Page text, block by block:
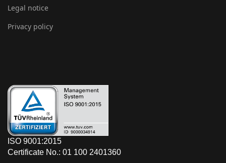
Legal notice
Privacy policy
ISO 9001:2015
Certificate No.: 01 100 2401360